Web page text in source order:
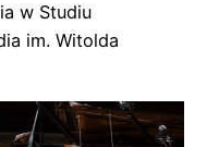
w Studiu
im. Witolda